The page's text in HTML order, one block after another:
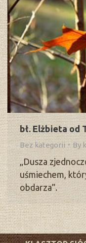
bł. Elżbieta od
Bez kategorii By
„Dusza
uśmiechem,
obdarza”.